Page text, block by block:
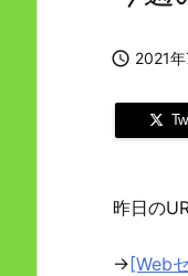
 2021
昨日の
→[Web